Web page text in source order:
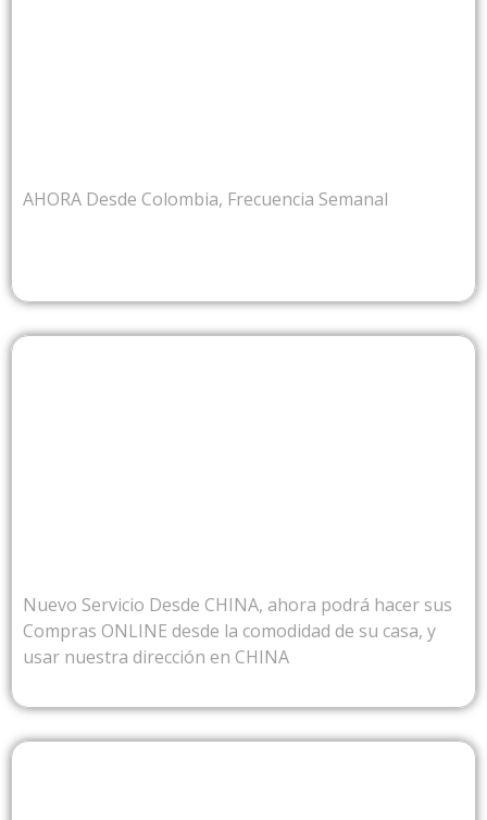
AHORA Desde Colombia, Frecuencia Semanal
Nuevo Servicio Desde CHINA, ahora podrá hacer sus
Compras ONLINE desde la comodidad de su casa, y
usar nuestra dirección en CHINA